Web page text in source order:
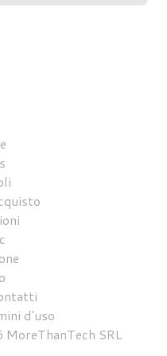
d'uso
SRL